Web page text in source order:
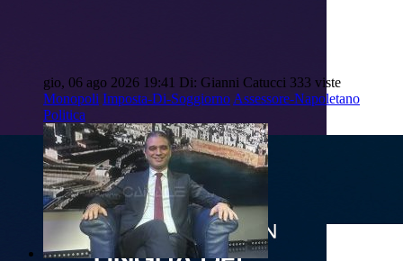
gio, 06 ago 2026 19:41 Di: Gianni Catucci 333 viste
Monopoli Imposta-Di-SoggiornoAssessore-Napoletano
Politica